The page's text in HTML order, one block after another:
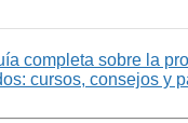
completa sobre la
cursos, consejos y